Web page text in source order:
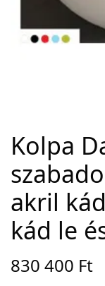
Kolpa
akril
kád le
830 400 Ft
AKCIÓS
Copyright © 2021